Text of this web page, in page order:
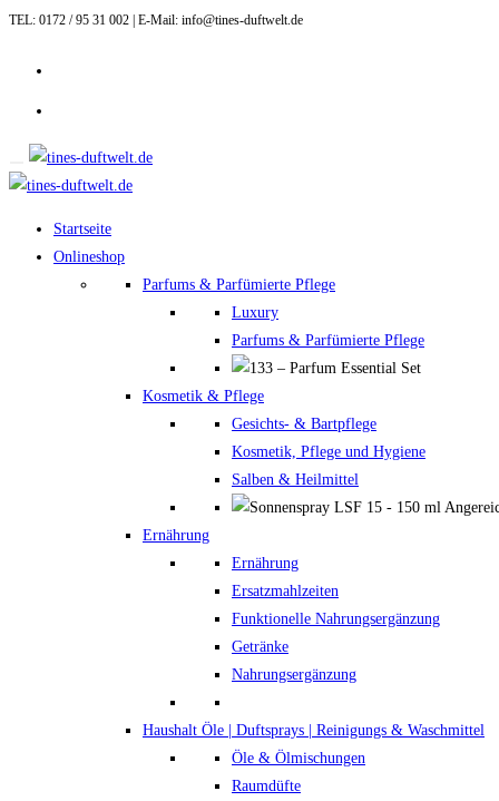
Zum
springen
TEL: 0172 / 95 31 002 | E-Mail: info@tines-duftwelt.de
Startseite
Onlineshop
Parfums & Parfümierte Pflege
Luxury
Parfums & Parfümierte Pflege
Kosmetik & Pflege
Gesichts- & Bartpflege
Kosmetik, Pflege und Hygiene
Salben & Heilmittel
Ernährung
Ernährung
Ersatzmahlzeiten
Funktionelle Nahrungsergänzung
Getränke
Nahrungsergänzung
Haushalt Öle | Duftsprays | Reinigungs & Waschmittel
Öle & Ölmischungen
Raumdüfte